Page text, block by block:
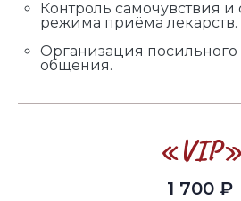
Контроль самочувствия
режима приёма лекарств.
Организация посильного
общения.
«VIP»
1 700 ₽